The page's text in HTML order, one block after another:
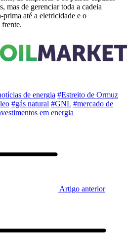
mas de gerenciar toda a cadeia
até a eletricidade e o
de energia #Estreito de Ormuz
#gás natural #GNL #mercado de
em energia
Artigo anterior